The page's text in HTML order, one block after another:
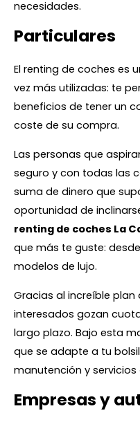
necesidades.
Particulares
El renting de coches es
vez más utilizadas: te
beneficios de tener un
coste de su compra.
Las personas que
seguro y con todas las
suma de dinero que
oportunidad de
renting de coches La
que más te guste:
modelos de lujo.
Gracias al increíble
interesados gozan
largo plazo. Bajo esta
que se adapte a tu
manutención y servicios
Empresas y